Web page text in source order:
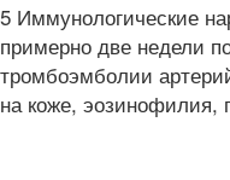
5 Иммунологические
примерно две недели
тромбоэмболии
на коже, эозинофилия,